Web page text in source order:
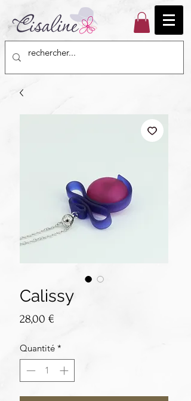
Calissy
28,00 €
Quantité *